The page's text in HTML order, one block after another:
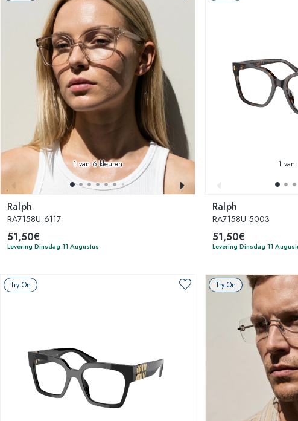
1van 6 kleuren
Ralph
RA7158U 6117
51,50€
Levering Dinsdag 11 Augustus
1 van
Ralph
RA7158U 5003
51,50€
Levering Dinsdag 11
Try On Try On